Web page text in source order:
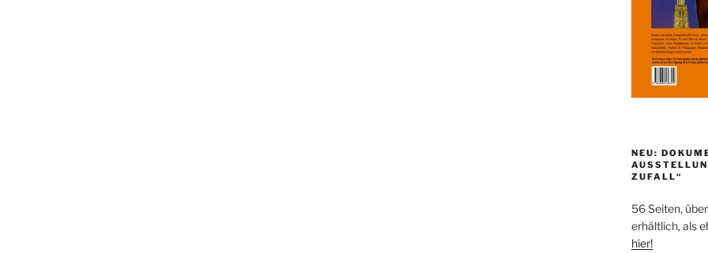
NEU:
ZUFALL“
56 Seiten,
erhältlich, als
hier!